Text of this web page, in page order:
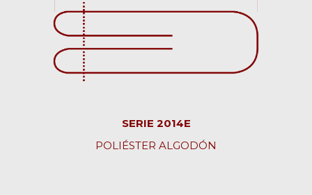
SERIE 2014E
POLIÉSTER ALGODÓN